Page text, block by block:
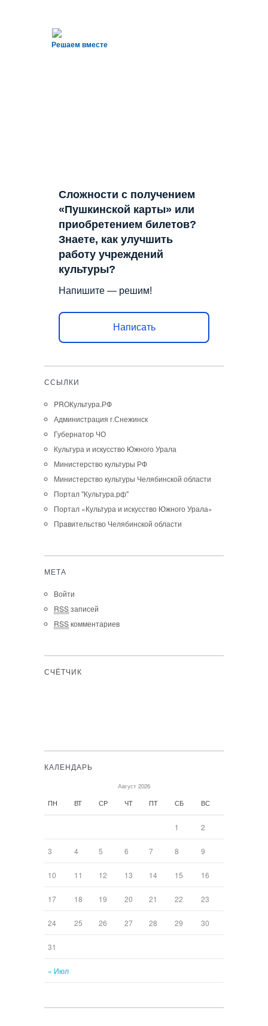
Решаем вместе
Сложности с получением
«Пушкинской карты» или
приобретением билетов?
Знаете, как улучшить
работу учреждений
культуры?
Напишите — решим!
Написать
ССЫЛКИ
PROКультура.РФ
Администрация г.Снежинск
Губернатор ЧО
Культура и искусство Южного Урала
Министерство культуры РФ
Министерство культуры Челябинской области
Портал "Культура.рф"
Портал «Культура и искусство Южного Урала»
Правительство Челябинской области
МЕТА
Войти
RSSзаписей
RSSкомментариев
СЧЁТЧИК
КАЛЕНДАРЬ
Август 2026
ПН ВТ СР ЧТ ПТ СБ ВС
« Июл
1 2
3 4 5 6 7 8 9
10 11 12 13 14 15 16
17 18 19 20 21 22 23
24 25 26 27 28 29 30
31